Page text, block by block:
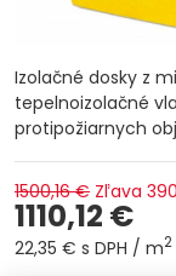
Izolačné dosky z
tepelnoizolačné
protipožiarnych
1500,16 € Zľava
1110,12 €
22,35 € s DPH / m2